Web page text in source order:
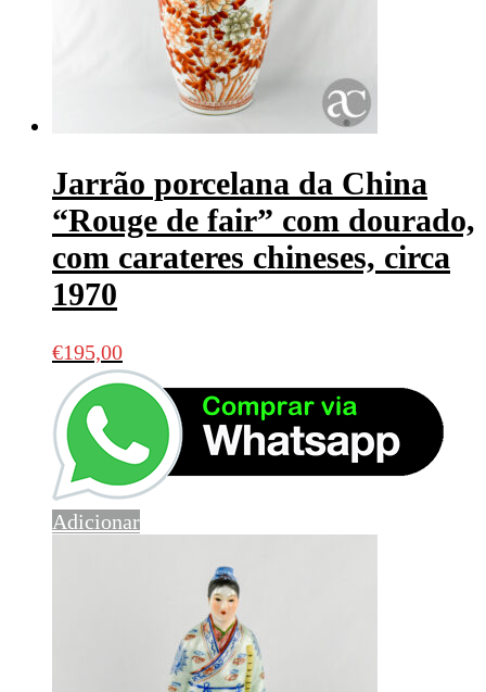
Jarrão porcelana da China
“Rouge de fair” com dourado,
com carateres chineses, circa
1970
€195,00
Adicionar